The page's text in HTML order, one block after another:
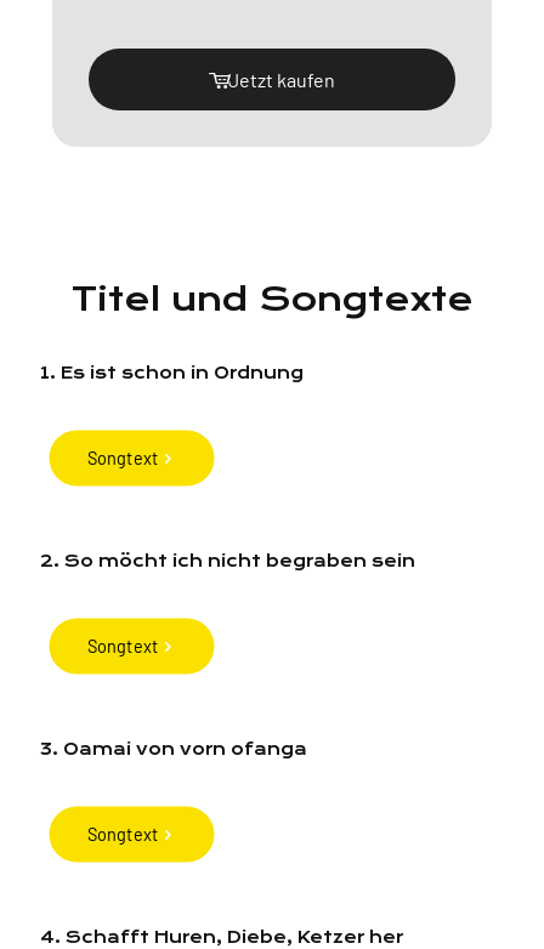
Jetzt kaufen
Titel und Songtexte
1. Es ist schon in Ordnung
Songtext
2. So möcht ich nicht begraben sein
Songtext
3. Oamai von vorn ofanga
Songtext
4. Schafft Huren, Diebe, Ketzer her